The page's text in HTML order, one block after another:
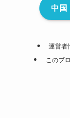
中国
運営者
このブ